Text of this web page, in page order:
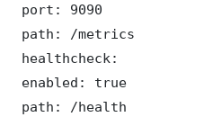
port: 9090
path: /metrics
healthcheck:
enabled: true
path: /health